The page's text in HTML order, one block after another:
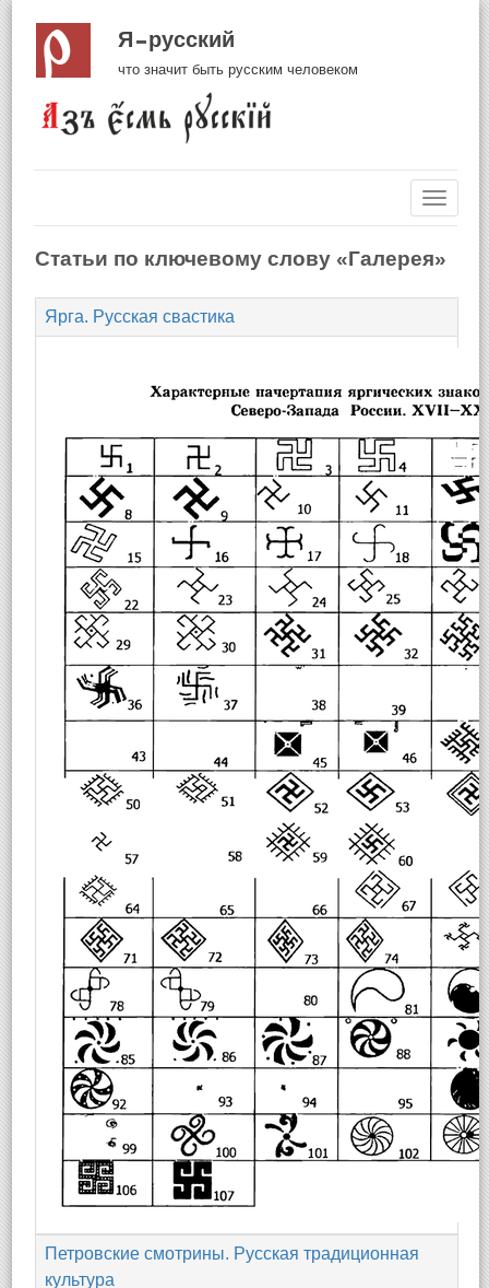
Я русский
что значит быть русским человеком
Статьи по ключевому слову «Галерея»
Ярга. Русская свастика
Петровские смотрины. Русская традиционная
культура